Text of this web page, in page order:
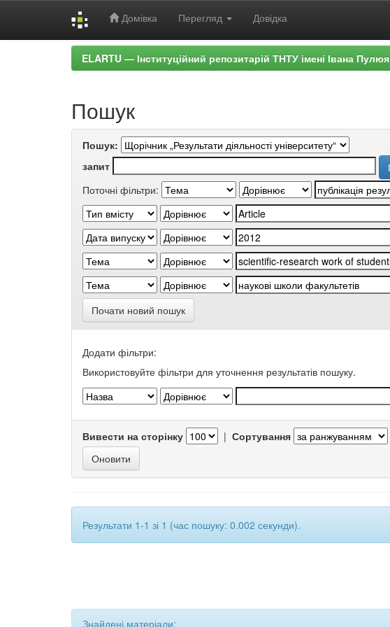
Домівка Перегляд Довідка
ELARTU — Інституційний репозитарій ТНТУ імені Івана Пулюя
Пошук
Пошук:
запит
Поточні фільтри:
Почати новий пошук
Додати фільтри:
Використовуйте фільтри для уточнення результатів пошуку.
Вивести на сторінку | Сортування
Результати 1-1 зі 1 (час пошуку: 0.002 секунди).
Знайдені матеріали: